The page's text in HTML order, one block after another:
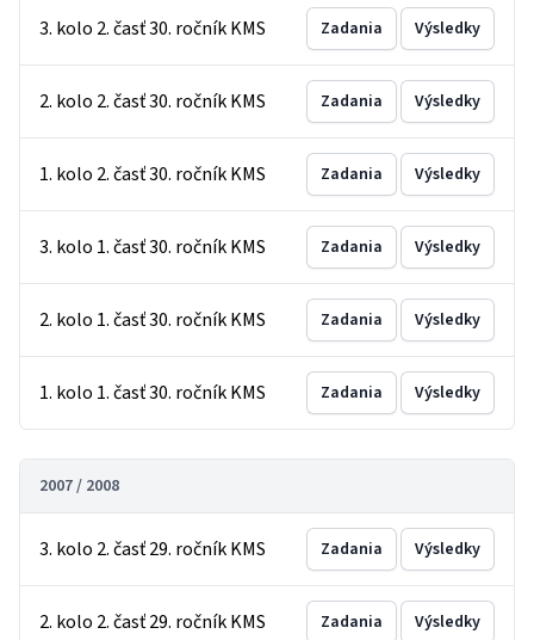
3. kolo 2. časť 30. ročník KMS Zadania Výsledky
2. kolo 2. časť 30. ročník KMS Zadania Výsledky
1. kolo 2. časť 30. ročník KMS Zadania Výsledky
3. kolo 1. časť 30. ročník KMS Zadania Výsledky
2. kolo 1. časť 30. ročník KMS Zadania Výsledky
1. kolo 1. časť 30. ročník KMS Zadania Výsledky
2007 / 2008
3. kolo 2. časť 29. ročník KMS Zadania Výsledky
2. kolo 2. časť 29. ročník KMS Zadania Výsledky